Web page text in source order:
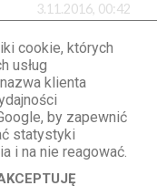
3.11.2016, 00:42
31.10.2016, 22:50
twoim.blogu był
cookie, których
usług
klienta
by zapewnić
statystyki
i na nie reagować.